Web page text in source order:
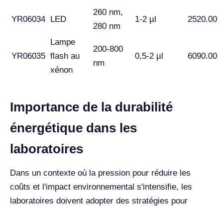
YR06034 LED
260 nm,
280 nm
1-2 µl 2520.00
YR06035
Lampe
flash au
xénon
200-800
nm
0,5-2 µl 6090.00
Importance de la durabilité
énergétique dans les
laboratoires
Dans un contexte où la pression pour réduire les
coûts et l'impact environnemental s'intensifie, les
laboratoires doivent adopter des stratégies pour